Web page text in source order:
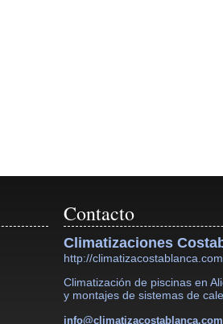
Contacto
Climatizaciones
http://
Climatización de piscinas en
y montajes de sistemas de
info@climatizacostablanca.com